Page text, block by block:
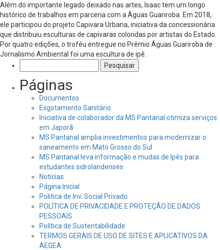
Além do importante legado deixado nas artes, Isaac tem um longo
histórico de trabalhos em parceria com a Águas Guariroba. Em 2018,
ele participou do projeto Capivara Urbana, iniciativa da concessionária
que distribuiu esculturas de capivaras coloridas por artistas do Estado.
Por quatro edições, o troféu entregue no Prêmio Águas Guariroba de
Jornalismo Ambiental foi uma escultura de ipê.
por:
Páginas
Documentos
Esgotamento Sanitário
Iniciativa de colaborador da MS Pantanal otimiza serviços
em Japorã
MS Pantanal amplia investimentos para modernizar o
saneamento em Mato Grosso do Sul
MS Pantanal leva informação e mudas de Ipês para
estudantes sidrolandenses
Notícias
Página Inicial
Politica de Inv. Social Privado
POLÍTICA DE PRIVACIDADE E PROTEÇÃO DE DADOS
PESSOAIS
Política de Sustentabilidade
TERMOS GERAIS DE USO DE SITES E APLICATIVOS DA
AEGEA